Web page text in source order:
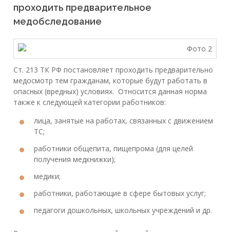
проходить предварительное
медобследование
Ст. 213 ТК РФ постановляет проходить предварительно
медосмотр тем гражданам, которые будут работать в
опасных (вредных) условиях. Относится данная норма
также к следующей категории работников:
лица, занятые на работах, связанных с движением
ТС;
работники общепита, пищепрома (для целей
получения медкнижки);
медики;
работники, работающие в сфере бытовых услуг;
педагоги дошкольных, школьных учреждений и др.